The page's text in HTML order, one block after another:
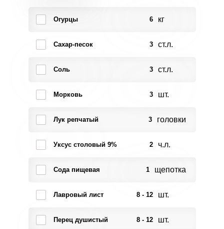
Огурцы 6 кг
Сахар-песок 3 ст.л.
Соль 3 ст.л.
Морковь 3 шт.
Лук репчатый 3 головки
Уксус столовый 9% 2 ч.л.
Сода пищевая 1 щепотка
Лавровый лист 8 - 12 шт.
Перец душистый 8 - 12 шт.